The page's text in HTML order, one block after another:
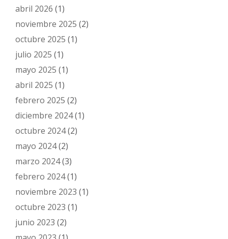
abril 2026 (1)
noviembre 2025 (2)
octubre 2025 (1)
julio 2025 (1)
mayo 2025 (1)
abril 2025 (1)
febrero 2025 (2)
diciembre 2024(1)
octubre 2024(2)
mayo 2024(2)
marzo 2024(3)
febrero 2024(1)
noviembre 2023 (1)
octubre 2023 (1)
junio 2023 (2)